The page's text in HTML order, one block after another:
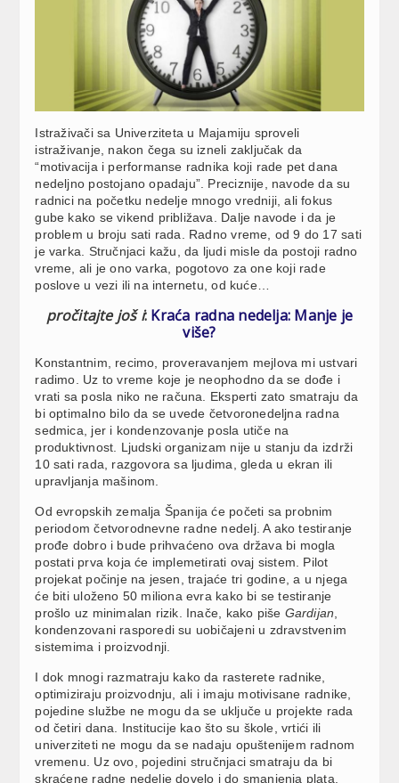
Istraživači sa Univerziteta u Majamiju sproveli
istraživanje, nakon čega su izneli zaključak da
“motivacija i performanse radnika koji rade pet dana
nedeljno postojano opadaju”. Preciznije, navode da su
radnici na početku nedelje mnogo vredniji, ali fokus
gube kako se vikend približava. Dalje navode i da je
problem u broju sati rada. Radno vreme, od 9 do 17 sati
je varka. Stručnjaci kažu, da ljudi misle da postoji radno
vreme, ali je ono varka, pogotovo za one koji rade
poslove u vezi ili na internetu, od kuće…
pročitajte još i: Kraća radna nedelja: Manje je
više?
Konstantnim, recimo, proveravanjem mejlova mi ustvari
radimo. Uz to vreme koje je neophodno da se dođe i
vrati sa posla niko ne računa. Eksperti zato smatraju da
bi optimalno bilo da se uvede četvoronedeljna radna
sedmica, jer i kondenzovanje posla utiče na
produktivnost. Ljudski organizam nije u stanju da izdrži
10 sati rada, razgovora sa ljudima, gleda u ekran ili
upravljanja mašinom.
Od evropskih zemalja Španija će početi sa probnim
periodom četvorodnevne radne nedelj. A ako testiranje
prođe dobro i bude prihvaćeno ova država bi mogla
postati prva koja će implemetirati ovaj sistem. Pilot
projekat počinje na jesen, trajaće tri godine, a u njega
će biti uloženo 50 miliona evra kako bi se testiranje
prošlo uz minimalan rizik. Inače, kako piše Gardijan
kondenzovani rasporedi su uobičajeni u zdravstvenim
sistemima i proizvodnji.
I dok mnogi razmatraju kako da rasterete radnike,
optimiziraju proizvodnju, ali i imaju motivisane radnike,
pojedine službe ne mogu da se uključe u projekte rada
od četiri dana. Institucije kao što su škole, vrtići ili
univerziteti ne mogu da se nadaju opuštenijem radnom
vremenu. Uz ovo, pojedini stručnjaci smatraju da bi
skraćene radne nedelje dovelo i do smanjenja plata.